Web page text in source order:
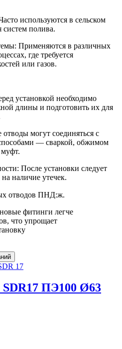
используются в сельском
систем полива.
Применяются в различных
где требуется
или газов.
установкой необходимо
длины и подготовить их для
могут соединяться с
— сваркой, обжимом
После установки следует
наличие утечек.
отводов ПНД:ж.
фитинги легче
что упрощает
17
ПЭ100 Ø63